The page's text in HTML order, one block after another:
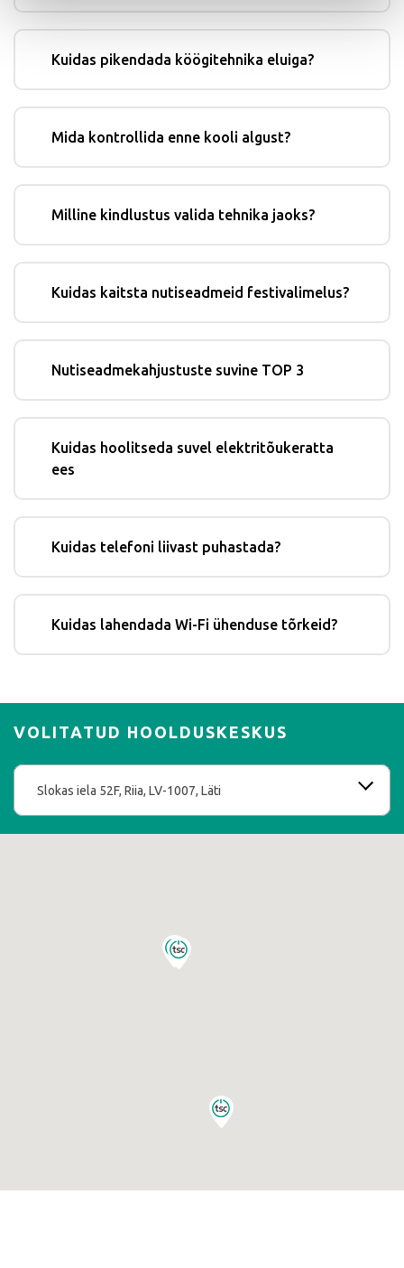
Kuidas pikendada köögitehnika eluiga?
Mida kontrollida enne kooli algust?
Milline kindlustus valida tehnika jaoks?
Kuidas kaitsta nutiseadmeid festivalimelus?
Nutiseadmekahjustuste suvine TOP 3
Kuidas hoolitseda suvel elektritõukeratta
ees
Kuidas telefoni liivast puhastada?
Kuidas lahendada Wi-Fi ühenduse tõrkeid?
VOLITATUD HOOLDUSKESKUS
Slokas iela 52F, Riia, LV-1007, Läti